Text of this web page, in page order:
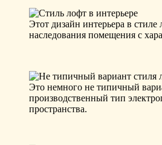
Этот дизайн интерьера в
наследования помещения с
Это немного не типичный
производственный тип
пространства.